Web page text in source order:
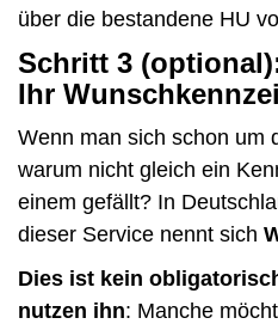
über die bestandene HU
Schritt 3
Ihr
Wenn man sich schon um
warum nicht gleich ein
einem gefällt? In
dieser Service nennt sich
Dies ist kein
nutzen ihn: Manche